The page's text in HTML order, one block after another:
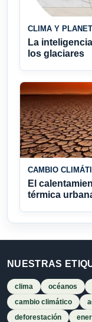
CLIMA Y
La
los glaciares
CAMBIO
El
térmica
NUESTRAS
clima océanos
cambio climático
deforestación